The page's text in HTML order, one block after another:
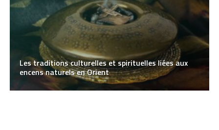
Les traditions culturelles et spirituelles liées aux
encens naturels en Orient